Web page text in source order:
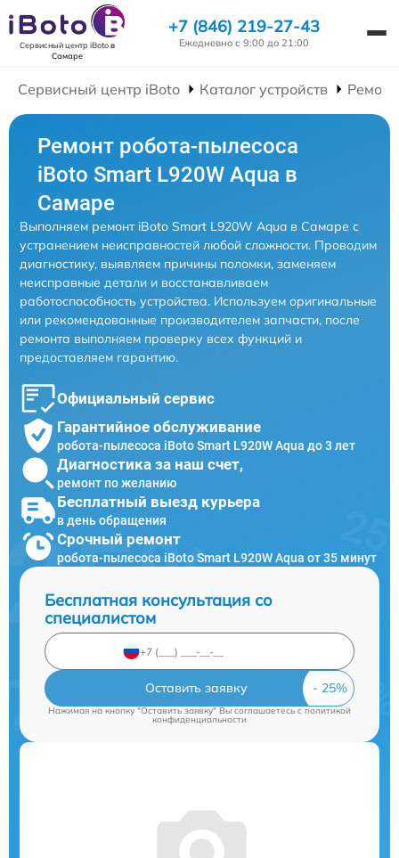
Сервисный центр iBotoв
Самаре
+7 (846) 219-27-43
Ежедневно с 9:00 до 21:00
Сервисный центр iBoto Каталог устройств
Ремонт робота-пылесоса
iBoto Smart L920W Aqua в
Самаре
Выполняем ремонт iBoto Smart L920W Aqua в Самаре с
устранением неисправностей любой сложности. Проводим
диагностику, выявляем причины поломки, заменяем
неисправные детали и восстанавливаем
работоспособность устройства. Используем оригинальные
или рекомендованные производителем запчасти, после
ремонта выполняем проверку всех функций и
предоставляем гарантию.
Официальный сервис
Гарантийное обслуживание
робота-пылесоса iBoto Smart L920W Aqua до 3 лет
Диагностика за наш счет,
ремонт по желанию
Бесплатный выезд курьера
в день обращения
Срочный ремонт
робота-пылесоса iBoto Smart L920W Aqua от 35 минут
Бесплатная консультация со
специалистом
Оставить заявку
Нажимая на кнопку "Оставить заявку" Вы соглашаетесь c политикой
конфиденциальности